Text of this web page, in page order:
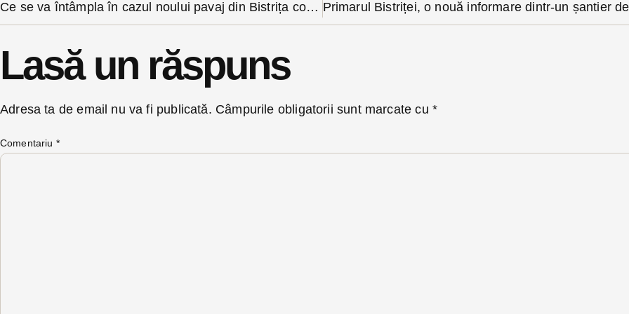
Ce se va întâmpla în cazul noului pavaj din Bistrița compromis cu ulei auto de un utilaj de salubrizare?
Lasă un răspuns
Adresa ta de email nu va fi publicată. Câmpurile obligatorii sunt marcate cu *
Comentariu *